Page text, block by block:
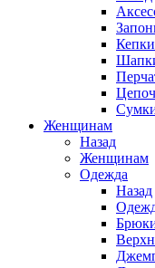
Женщинам
Назад
Женщинам
Одежда
Назад